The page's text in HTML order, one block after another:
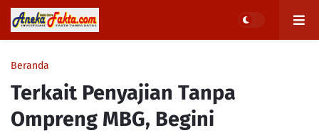
Beranda
Terkait Penyajian Tanpa
Ompreng MBG, Begini